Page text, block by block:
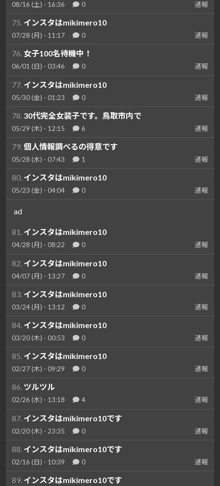
08/16 (土) - 16:36 0 通報
75. インスタはmikimero10
07/28 (月) - 11:17 0 通報
76. 女子100名待機中！
06/01 (日) - 03:46 0 通報
77. インスタはmikimero10
05/30 (金) - 01:23 0 通報
78. 30代完全女装子です。鳥取市内で
05/29 (木) - 12:15 6 通報
79.個人情報調べるの得意です
05/28 (水) - 07:43 1 通報
80. インスタはmikimero10
05/23 (金) - 04:04 0 通報
ad
81. インスタはmikimero10
04/28 (月) - 08:22 0 通報
82. インスタはmikimero10
04/07 (月) - 13:27 0 通報
83. インスタはmikimero10
03/24 (月) - 13:12 0 通報
84. インスタはmikimero10
03/20 (木) - 00:53 0 通報
85. インスタはmikimero10
02/27 (木) - 09:29 0 通報
86. ツルツル
02/26 (水) - 13:18 4 通報
87. インスタはmikimero10です
02/20 (木) - 23:35 0 通報
88. インスタはmikimero10です
02/16 (日) - 10:39 0 通報
89. インスタはmikimero10です